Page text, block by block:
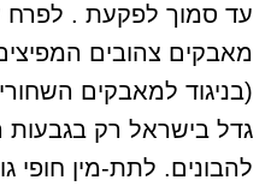
עד סמוך לפקעת .
מאבקים צהובים
(בניגוד למאבקים
גדל בישראל רק בגבעות
להבונים. לתת-מין חופי